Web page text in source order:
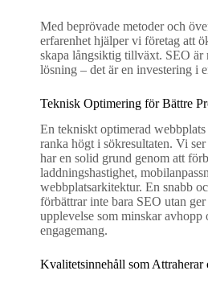
Med beprövade metoder och
erfarenhet hjälper vi företag att
skapa långsiktig tillväxt. SEO är
lösning – det är en investering i
Teknisk Optimering för Bättre
En tekniskt optimerad
ranka högt i sökresultaten. Vi
har en solid grund genom att
laddningshastighet,
webbplatsarkitektur. En snabb
förbättrar inte bara SEO utan
upplevelse som minskar avhopp
engagemang.
Kvalitetsinnehåll som Attraherar